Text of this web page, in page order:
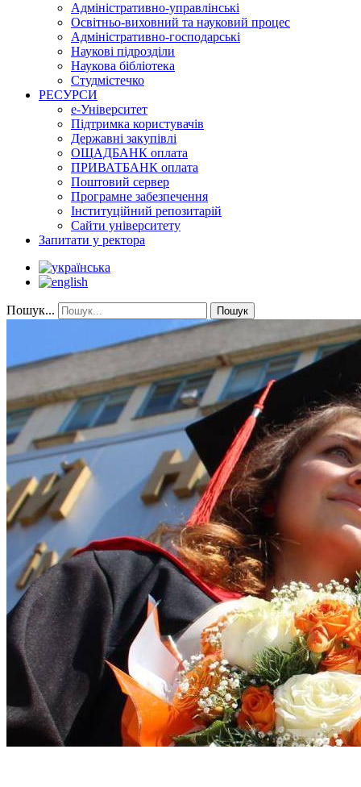
Адміністративно-управлінські
Освітньо-виховний та науковий процес
Адміністративно-господарські
Наукові підрозділи
Наукова бібліотека
Студмістечко
РЕСУРСИ
е-Університет
Підтримка користувачів
Державні закупівлі
ОЩАДБАНК оплата
ПРИВАТБАНК оплата
Поштовий сервер
Програмне забезпечення
Інституційний репозитарій
Сайти університету
Запитати у ректора
Пошук... Пошук